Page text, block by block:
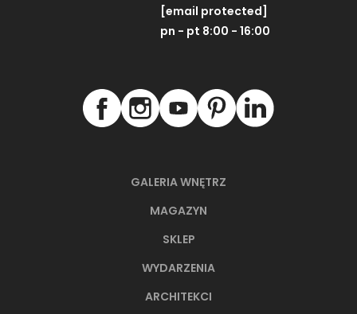
GALERIA WNĘTRZ
MAGAZYN
SKLEP
WYDARZENIA
ARCHITEKCI
[email protected]
pn - pt 8:00 - 16:00